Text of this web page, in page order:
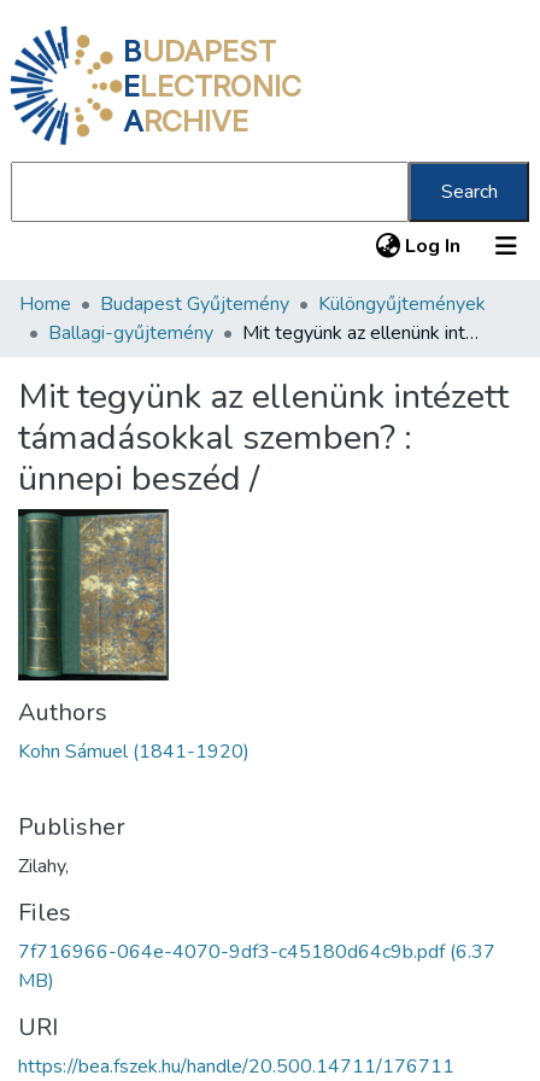
BUDAPEST
ELECTRONIC
ARCHIVE
Search
Log In (current)
Communities & Collections
Statistics
About us
Home Budapest Gyűjtemény
Különgyűjtemények
Ballagi-gyűjtemény
Mit tegyünk az ellenünk intézett támadásokkal szemben? : ünnepi beszéd /
Mit tegyünk az ellenünk intézett
támadásokkal szemben? :
ünnepi beszéd /
Authors
Kohn Sámuel (1841-1920)
Publisher
Zilahy,
Files
7f716966-064e-4070-9df3-c45180d64c9b.pdf(6.37
MB)
URI
https://bea.fszek.hu/handle/20.500.14711/176711